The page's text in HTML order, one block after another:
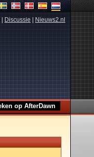
Discussie Nieuws2.nl